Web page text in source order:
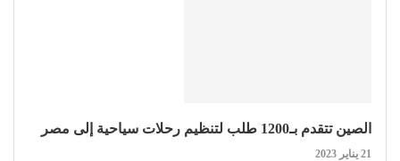
الصين تتقدم بـ1200 طلب لتنظيم رحلات سياحية إلى مصر
21 يناير 2023